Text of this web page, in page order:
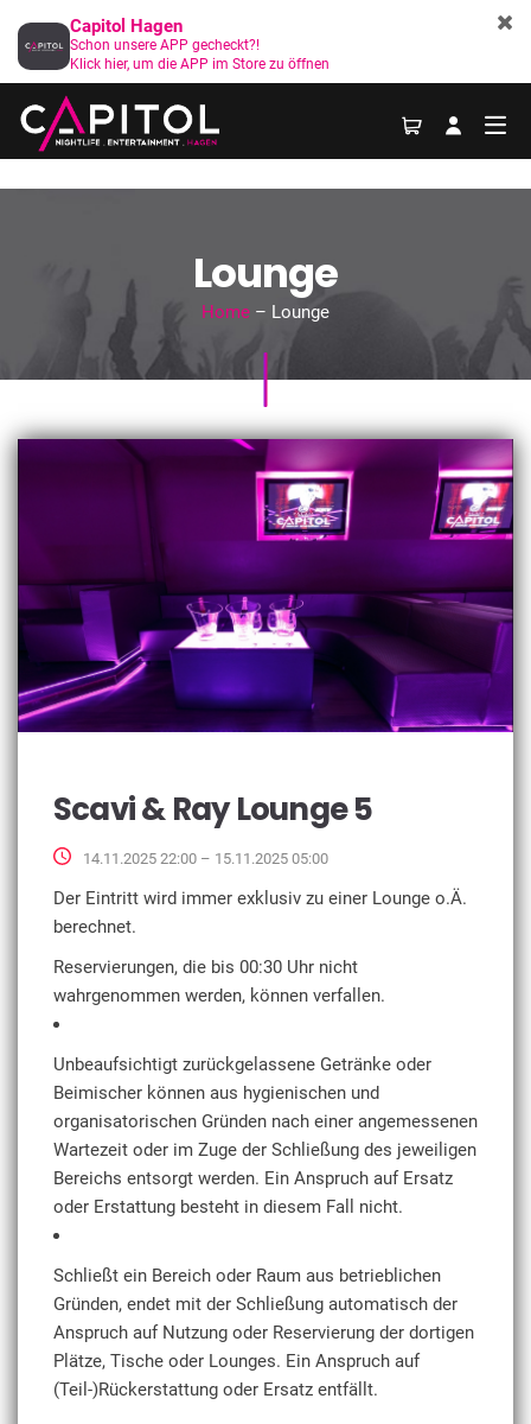
Lounge
Home– Lounge
Scavi & Ray Lounge 5
14.11.2025 22:00 – 15.11.2025 05:00
Der Eintritt wird immer exklusiv zu einer Lounge o.Ä.
berechnet.
Reservierungen, die bis 00:30 Uhr nicht
wahrgenommen werden, können verfallen.
Unbeaufsichtigt zurückgelassene Getränke oder
Beimischer können aus hygienischen und
organisatorischen Gründen nach einer angemessenen
Wartezeit oder im Zuge der Schließung des jeweiligen
Bereichs entsorgt werden. Ein Anspruch auf Ersatz
oder Erstattung besteht in diesem Fall nicht.
Schließt ein Bereich oder Raum aus betrieblichen
Gründen, endet mit der Schließung automatisch der
Anspruch auf Nutzung oder Reservierung der dortigen
Plätze, Tische oder Lounges. Ein Anspruch auf
(Teil-)Rückerstattung oder Ersatz entfällt.
Capitol Hagen
Schon unsere APP gecheckt?!
Klick hier, um die APP im Store zu öffnen